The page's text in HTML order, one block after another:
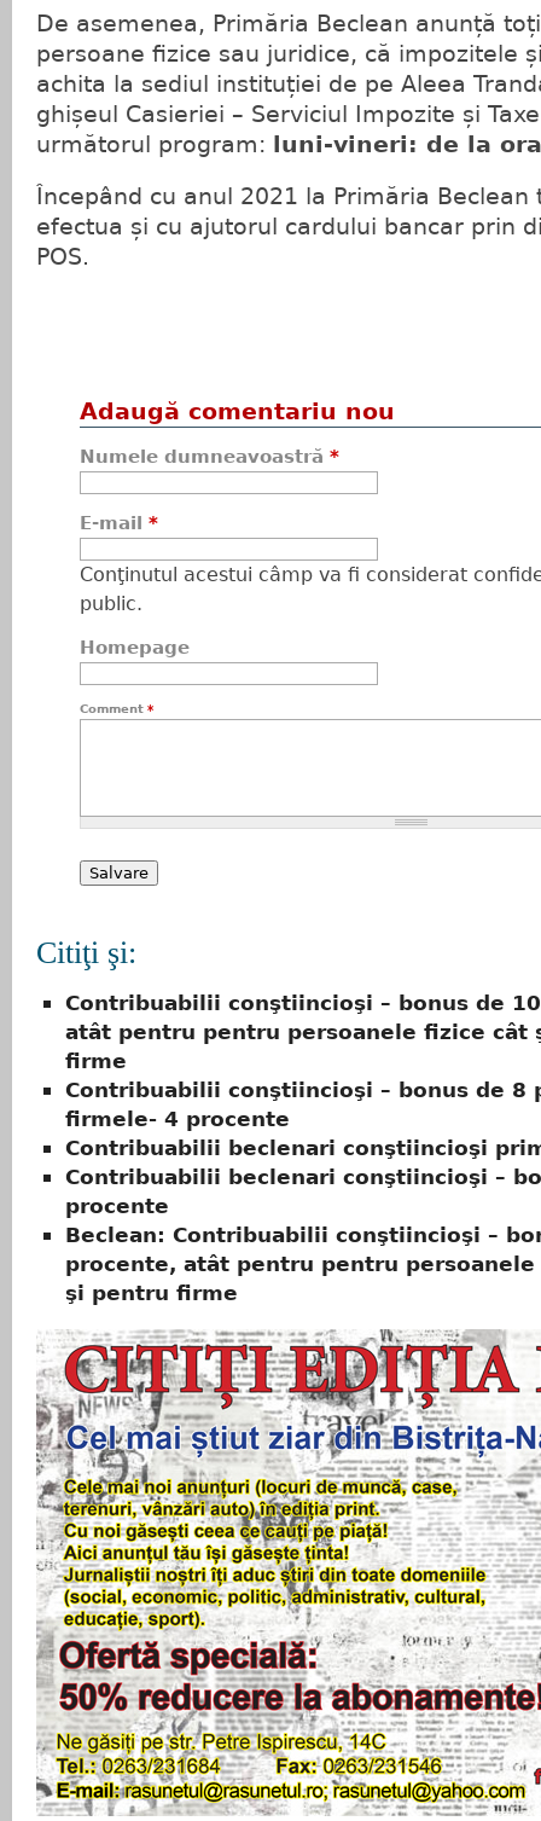
De asemenea, Primăria Beclean anunță
persoane fizice sau juridice, că impozitele
achita la sediul instituției de pe Aleea
ghișeul Casieriei – Serviciul Impozite și
următorul program:
luni-vineri: de la
Începând cu anul 2021 la Primăria
efectua și cu ajutorul cardului bancar prin
POS.
Adaugă comentariu nou
Numele dumneavoastră *
E-mail *
Conţinutul acestui câmp va fi considerat
public.
Homepage
Comment *
Citiţi şi:
Contribuabilii conştiincioşi – bonus de
atât pentru pentru persoanele fizice cât
firme
Contribuabilii conştiincioşi – bonus de 8
firmele- 4 procente
Contribuabilii beclenari conştiincioşi
Contribuabilii beclenari conştiincioşi –
procente
Beclean: Contribuabilii conştiincioşi –
procente, atât pentru pentru
şi pentru firme